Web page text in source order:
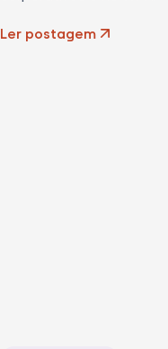
Ler postagem